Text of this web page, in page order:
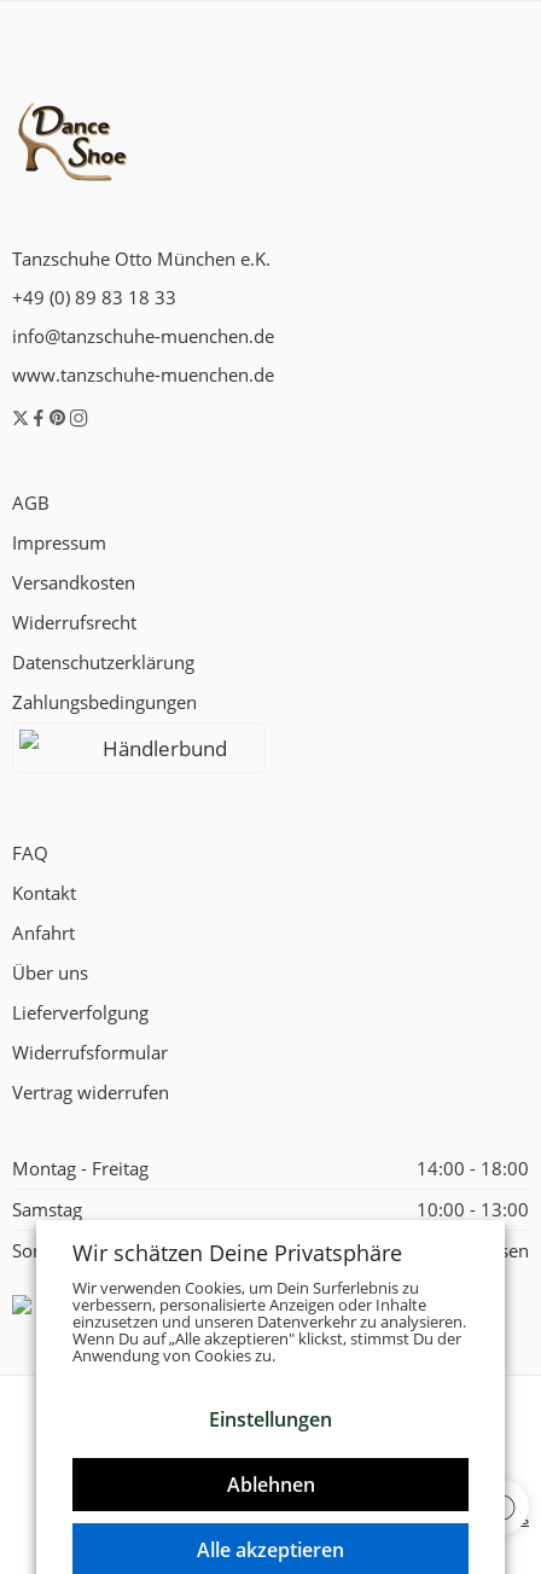
Tanzschuhe Otto München e.K.
+49 (0) 89 83 18 33
info@tanzschuhe-muenchen.de
www.tanzschuhe-muenchen.de
AGB
Impressum
Versandkosten
Widerrufsrecht
Datenschutzerklärung
Zahlungsbedingungen
Händlerbund
FAQ
Kontakt
Anfahrt
Über uns
Lieferverfolgung
Widerrufsformular
Vertrag widerrufen
Montag - Freitag
14:00 - 18:00
Samstag
10:00 - 13:00
Sonntag
Geschlossen
Tanzschuhe Otto München e.K.
vorbehalten!
Designed & Developed byDelta 4 Software Solutions
Wir schätzen Deine Privatsphäre
Wir verwenden Cookies, um Dein Surferlebnis zu
verbessern, personalisierte Anzeigen oder Inhalte
einzusetzen und unseren Datenverkehr zu analysieren.
Wenn Du auf „Alle akzeptieren" klickst, stimmst Du der
Anwendung von Cookies zu.
Einstellungen
Ablehnen
Alle akzeptieren